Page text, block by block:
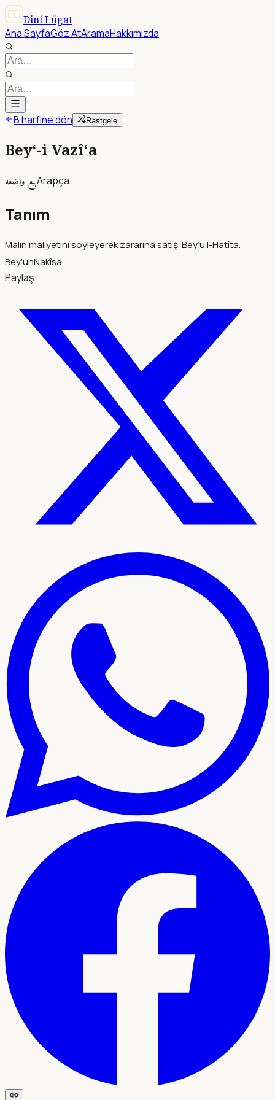
Dini Lügat
Ana SayfaGöz AtAramaHakkımızda
B harfine dön Rastgele
Bey‘-i Vazî‘a
بيع واضعهArapça
Tanım
Malın maliyetini söyleyerek zararına satış. Bey‘u’l-Hatîta.
Bey‘unNakîsa.
Paylaş